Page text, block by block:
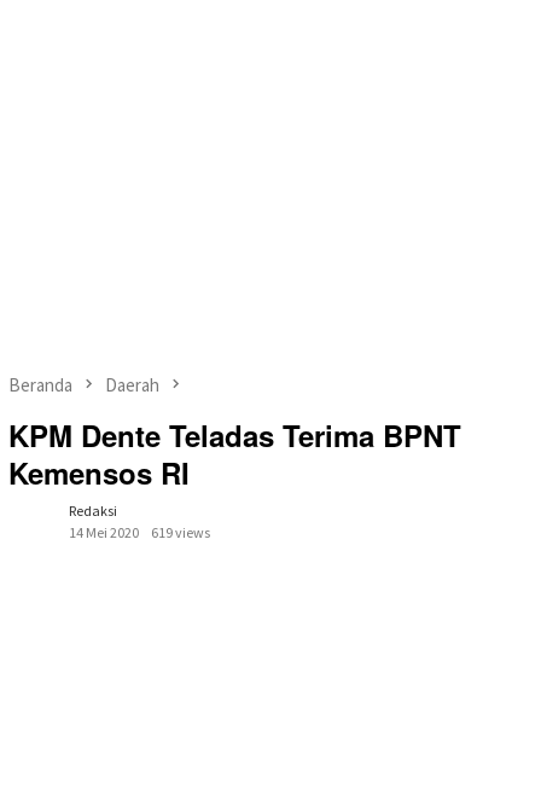
Beranda Daerah
KPM Dente Teladas Terima BPNT
Kemensos RI
Redaksi
14 Mei 2020
619 views